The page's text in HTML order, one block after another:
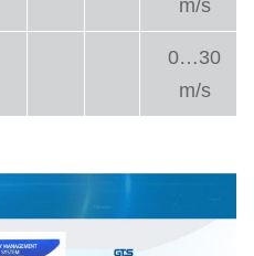
m/s
0…30
m/s